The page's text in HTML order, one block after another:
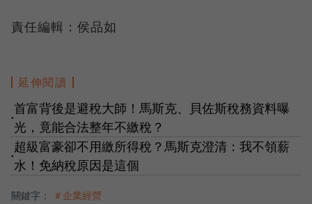
責任編輯：侯品如
延伸閱讀
●
首富背後是避稅大師！馬斯克、貝佐斯稅務資料曝
光，竟能合法整年不繳稅？
●
超級富豪卻不用繳所得稅？馬斯克澄清：我不領薪
水！免納稅原因是這個
關鍵字： ＃企業經營